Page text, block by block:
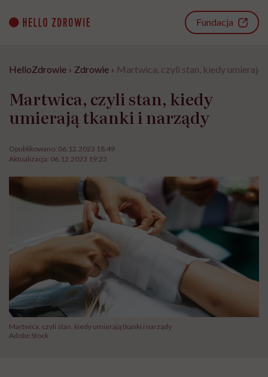
content
Fundacja
HelloZdrowie › Zdrowie › Martwica, czyli stan, kiedy umierają
Martwica, czyli stan, kiedy
umierają tkanki i narządy
Opublikowano: 06.12.2023 18:49
Aktualizacja: 06.12.2023 19:23
Martwica, czyli stan, kiedy umierają tkanki i narządy
Adobe Stock